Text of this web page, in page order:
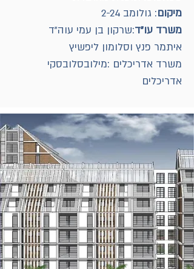
מיקום‭:‬ גולומב ‭ ‬2-24
משרד‭ ‬עו"ד
‭‬‭:‬שרקון‭ ‬בן‭ ‬עמי‭ ‬עוה‭"‬ד
איתמר‭ ‬פנץ‭ ‬וסלומון‭ ‬ליפשיץ
‬אדריכלים